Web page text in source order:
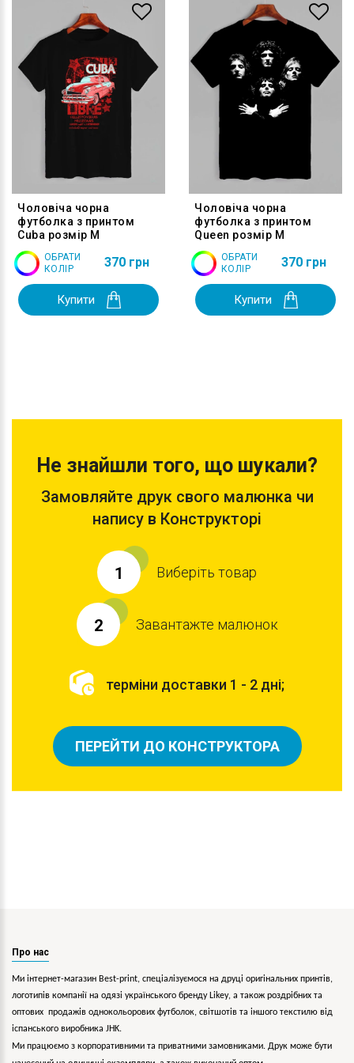
Чоловіча чорна
футболка з принтом
Cuba розмір M
ОБРАТИ
КОЛІР
370 грн
Купити
Чоловіча чорна
футболка з принтом
Queen розмір M
ОБРАТИ
КОЛІР
370 грн
Купити
Не знайшли того, що шукали?
Замовляйте друк свого малюнка чи
напису в Конструкторі
1 Виберіть товар
2 Завантажте малюнок
терміни доставки 1 - 2 дні;
ПЕРЕЙТИ ДО КОНСТРУКТОРА
Про нас
Ми інтернет-магазин Best-print, спеціалізуємося на друці оригінальних принтів,
логотипів компанії на одязі українського бренду Likey, а також роздрібних та
оптових продажів однокольорових футболок, світшотів та іншого текстилю від
іспанського виробника JHK.
Ми працюємо з корпоративними та приватними замовниками. Друк може бути